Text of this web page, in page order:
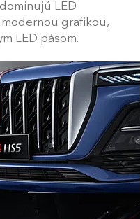
LED
grafikou,
LED pásom.